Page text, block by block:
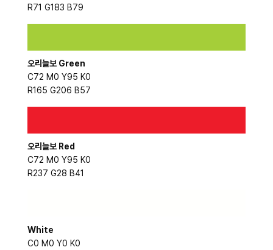
R71 G183 B79
오리늘보 Green
C72 M0 Y95 K0
R165 G206 B57
오리늘보 Red
C72 M0 Y95 K0
R237 G28 B41
White
C0 M0 Y0 K0